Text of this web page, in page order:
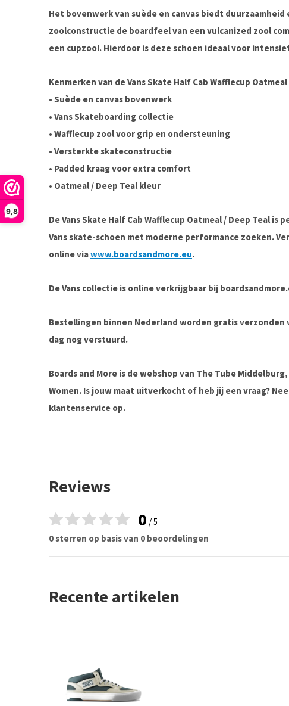
9,8
Het bovenwerk van suède en canvas biedt
zoolconstructie de boardfeel van een vulcanized zool
een cupzool. Hierdoor is deze schoen ideaal voor
Kenmerken van de Vans Skate Half Cab Wafflecup
• Suède en canvas bovenwerk
• Vans Skateboarding collectie
• Wafflecup zoolvoor grip en ondersteuning
• Versterkte skateconstructie
• Padded kraagvoor extra comfort
• Oatmeal / Deep Teal kleur
DeVans Skate Half Cab Wafflecup Oatmeal / Deep Teal is
Vans skate-schoen met moderne performance zoeken.
online viawww.boardsandmore.eu.
De Vans collectie is online verkrijgbaar bij
Bestellingen binnen Nederland worden gratis verzonden
dag nog verstuurd.
Boards and More is de webshop van The Tube
Women. Is jouw maat uitverkocht of heb jij een vraag?
klantenservice op.
Reviews
0 / 5
0 sterren op basis van 0 beoordelingen
Recente artikelen